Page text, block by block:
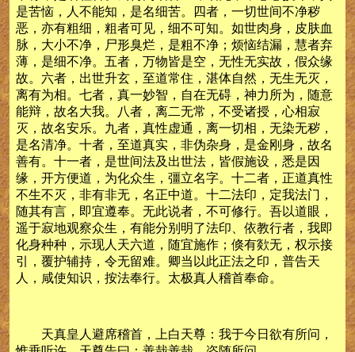
是苦恼，人不能知，是名细苦。四者，一切世间不净秽
恶，亦有粗细，粗者可见，细不可知。如世肉身，皮肤血
脉，大小不净，尸形臭烂，是粗不净；烦恼结漏，慧者弃
薄，是细不净。五者，万物皆是空，无性无实故，假众缘
故。六者，出世升玄，至道常住，湛体自然，无生无灭，
离有为相。七者，真一妙智，自在无碍，神力所为，随意
能辩，故名大我。八者，离二无常，不受诸授，心相寂
灭，故名安乐。九者，真性虚通，离一切相，无染无秽，
是名清净。十者，至道真实，非伪杂身，是金刚身，故名
善有。十一者，是世间法及出世法，皆假施设，悉是因
缘，开方便道，为化众生，彊立名字。十二者，正道真性
不生不灭，非有非无，名正中道。十二法印，定我法门，
随其有言，即宜遵奉。无此说者，不可修行。吾以道眼，
遥于寂地观察众生，有能分别明了法印、依教行者，我即
化身种种，示现人天六道，随宜施作；倏有欻无，权示接
引，覆护辅持，令无留难。卿当以此正法之印，普告天
人，咸使知识，按法奉行。太极真人稽首奉命。
天真皇人避席稽首，上白天尊：我于今日欲有所问，